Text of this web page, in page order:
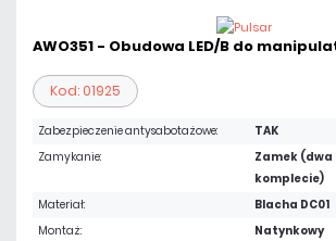
AWO351 - Obudowa LED/B do
Kod: 01925
Zabezpieczenie antysabotażowe:
TAK
Zamykanie:
Zamek (dwa
komplecie)
Materiał:
Blacha DC01
Montaż:
Natynkowy